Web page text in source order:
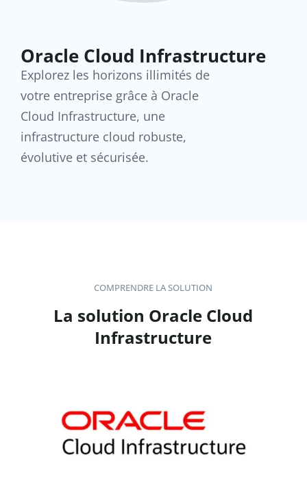
Oracle Cloud Infrastructure
Explorez les horizons illimités de
votre entreprise grâce à Oracle
Cloud Infrastructure, une
infrastructure cloud robuste,
évolutive et sécurisée.
COMPRENDRE LA SOLUTION
La solution Oracle Cloud
Infrastructure